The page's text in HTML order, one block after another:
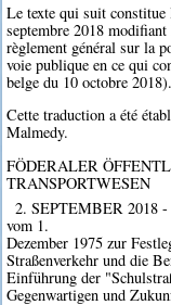
Le texte qui suit
septembre 2018
règlement général sur la
voie publique en ce qui
belge du 10 octobre 2018).
Cette traduction a été
Malmedy.
FÖDERALER
TRANSPORTWESEN
2. SEPTEMBER 2018 -
vom 1.
Dezember 1975 zur
Straßenverkehr und die
Einführung der
Gegenwartigen und